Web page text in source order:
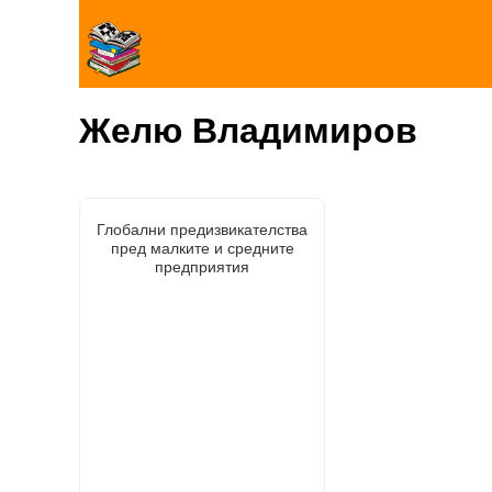
Желю Владимиров
Глобални предизвикателства
пред малките и средните
предприятия